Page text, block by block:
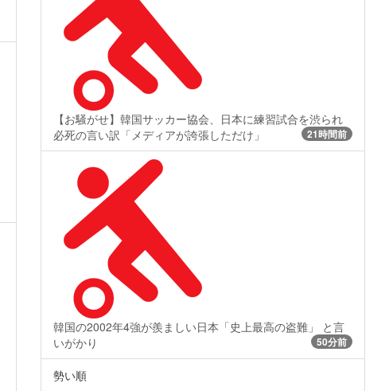
【お騒がせ】韓国サッカー協会、日本に練習試合を渋られ
必死の言い訳「メディアが誇張しただけ」
21時間前
韓国の2002年4強が羨ましい日本「史上最高の盗難」 と言
いがかり
50分前
勢い順